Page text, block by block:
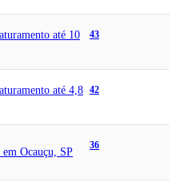
até 10
43
até 4,8
42
Ocauçu, SP
36